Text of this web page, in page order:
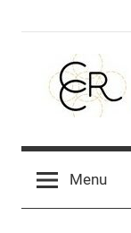
Cercle
celtique
Menu